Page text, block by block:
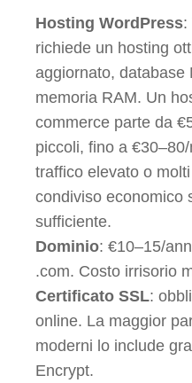
Hosting WordPress:
richiede un hosting
aggiornato, database
memoria RAM. Un
commerce parte da
piccoli, fino a
traffico elevato o
condiviso economico
sufficiente.
Dominio: €10–15/
.com. Costo irrisorio
Certificato SSL:
online. La maggior
moderni lo include
Encrypt.